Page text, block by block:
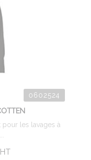
0602524
les lavages à